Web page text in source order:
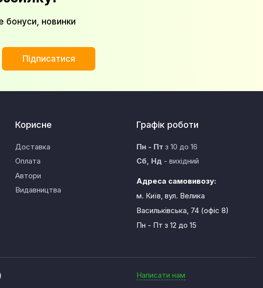
бонуси, новинки
Підписатися
Корисне
Доставка
Оплата
Автори
Видавництва
Графік роботи
Пн - Пт з 10 до 16
Сб, Нд- вихідний
Адреса самовивозу:
м. Київ, вул. Велика
Васильківська, 74 (офіс 8)
Пн - Пт з 12 до 15
Написати нам